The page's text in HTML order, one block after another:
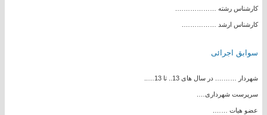
کارشناس رشته ……………….
کارشناس ارشد …………….
سوابق اجرائی
شهردار ………. در سال های 13.. تا 13…..
سرپرست شهرداری….
عضو هیات …….